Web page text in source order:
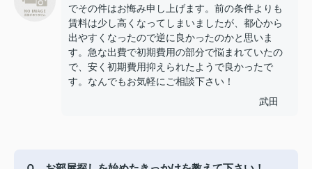
でその件はお悔み申し上げます。前の条件よりも
賃料は少し高くなってしまいましたが、都心から
出やすくなったので逆に良かったのかと思いま
す。急な出費で初期費用の部分で悩まれていたの
で、安く初期費用抑えられたようで良かったで
す。なんでもお気軽にご相談下さい！
武田